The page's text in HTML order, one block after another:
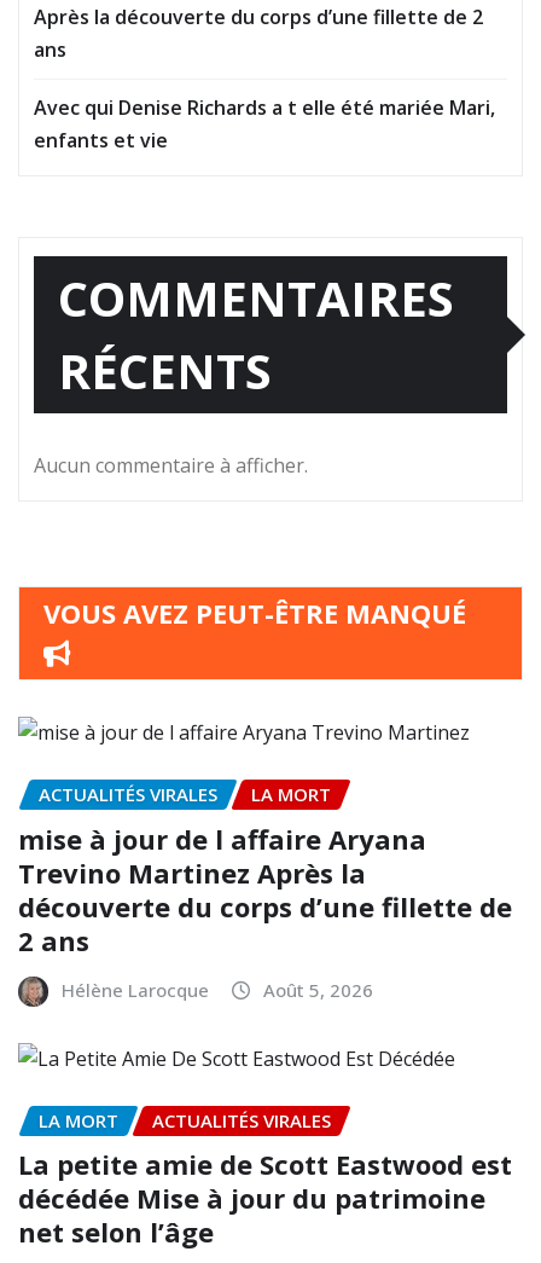
Après la découverte du corps d’une fillette de 2
ans
Avec qui Denise Richards a t elle été mariée Mari,
enfants et vie
COMMENTAIRES
RÉCENTS
Aucun commentaire à afficher.
VOUS AVEZ PEUT-ÊTRE MANQUÉ
ACTUALITÉS VIRALES LA MORT
mise à jour de l affaire Aryana
Trevino Martinez Après la
découverte du corps d’une fillette de
2 ans
Hélène Larocque Août 5, 2026
LA MORT ACTUALITÉS VIRALES
La petite amie de Scott Eastwood est
décédée Mise à jour du patrimoine
net selon l’âge